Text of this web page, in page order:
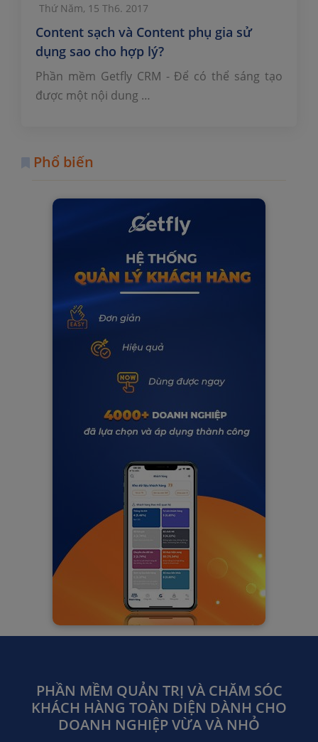
Thứ Năm, 15 Th6. 2017
Content sạch và Content phụ gia sử
dụng sao cho hợp lý?
Phần mềm Getfly CRM - Để có thể sáng tạo
được một nội dung …
Phổ biến
PHẦN MỀM QUẢN TRỊ VÀ CHĂM SÓC
KHÁCH HÀNG TOÀN DIỆN DÀNH CHO
DOANH NGHIỆP VỪA VÀ NHỎ